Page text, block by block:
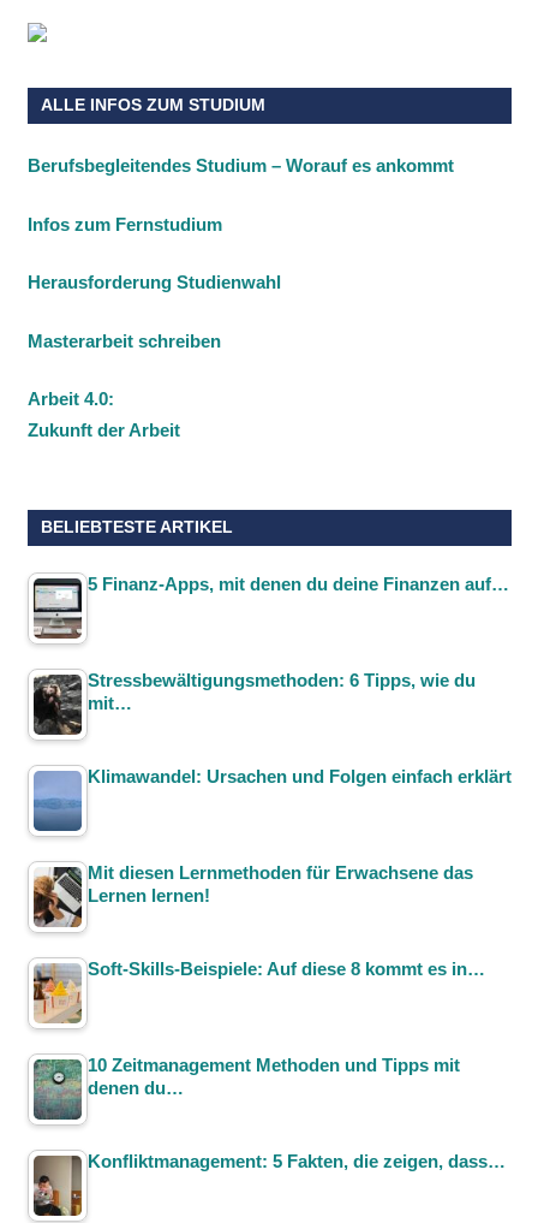
ALLE INFOS ZUM STUDIUM
Berufsbegleitendes Studium – Worauf es ankommt
Infos zum Fernstudium
Herausforderung Studienwahl
Masterarbeit schreiben
Arbeit 4.0:
Zukunft der Arbeit
BELIEBTESTE ARTIKEL
5 Finanz-Apps, mit denen du deine Finanzen auf…
Stressbewältigungsmethoden: 6 Tipps, wie du
mit…
Klimawandel: Ursachen und Folgen einfach erklärt
Mit diesen Lernmethoden für Erwachsene das
Lernen lernen!
Soft-Skills-Beispiele: Auf diese 8 kommt es in…
10 Zeitmanagement Methoden und Tipps mit
denen du…
Konfliktmanagement: 5 Fakten, die zeigen, dass…